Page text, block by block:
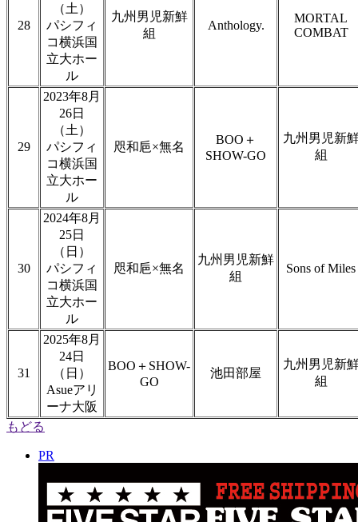
28
（土）
パシフィ
コ横浜国
立大ホー
ル
九州男児新鮮
組
Anthology.
MORTAL
COMBAT
29
2023年8月
26日
（土）
パシフィ
コ横浜国
立大ホー
ル
咫和巵×無名
BOO＋
SHOW-GO
九州男児新
組
30
2024年8月
25日
（日）
パシフィ
コ横浜国
立大ホー
ル
咫和巵×無名
九州男児新鮮
組
Sons of Miles
31
2025年8月
24日
（日）
Asueアリ
ーナ大阪
BOO＋SHOW-
GO
池田部屋
九州男児新
組
もどる
PR